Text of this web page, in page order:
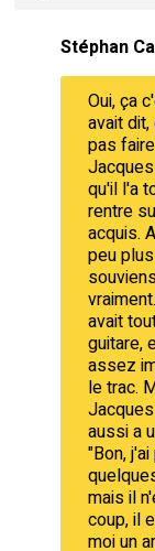
Stéphan
Oui, ça
avait
pas
qu'il l'a
rentre
acquis.
peu
avait
guitare,
assez
le trac.
aussi a
"Bon,
mais il
coup, il
moi un